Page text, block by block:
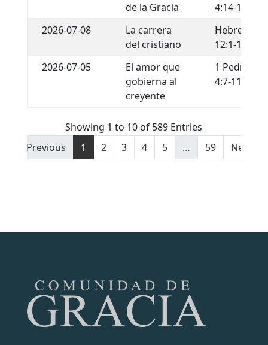
de la Gracia
4:14-16
2026-07-08
La carrera
del cristiano
Hebreos
12:1-13
2026-07-05
El amor que
gobierna al
creyente
1 Pedro
4:7-11
Showing 1 to 10 of 589 Entries
Previous
1 2 3 4 5 … 59 Next